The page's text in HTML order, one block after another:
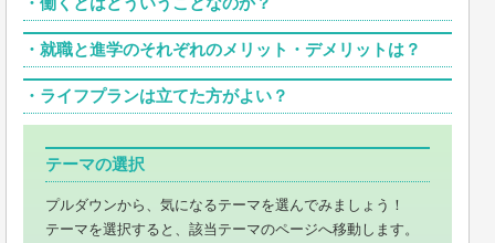
・ 就職と進学のそれぞれのメリット・デメリットは？
・ ライフプランは立てた方がよい？
テーマの選択
プルダウンから、気になるテーマを選んでみましょう！
テーマを選択すると、該当テーマのページへ移動します。